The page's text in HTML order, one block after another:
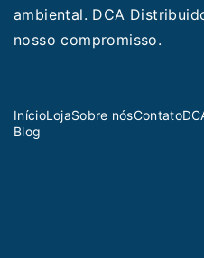
ambiental. DCA
nosso compromisso.
InícioLojaSobre nósContato
Blog